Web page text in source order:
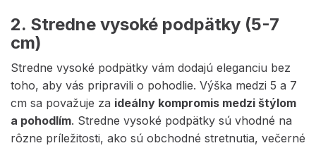
2. Stredne vysoké podpätky (5-7
cm)
Stredne vysoké podpätky vám dodajú eleganciu bez
toho, aby vás pripravili o pohodlie. Výška medzi 5 a 7
cm sa považuje za ideálny kompromis medzi štýlom
a pohodlím. Stredne vysoké podpätky sú vhodné na
rôzne príležitosti, ako sú obchodné stretnutia, večerné